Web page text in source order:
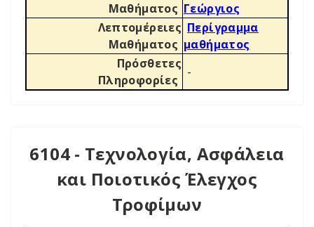
Μαθήματος Γεώργιος
Λεπτομέρειες
Μαθήματος
Περίγραμμα
μαθήματος
Πρόσθετες
Πληροφορίες
-
6104 - Τεχνολογία, Ασφάλεια
και Ποιοτικός Έλεγχος
Τροφίμων